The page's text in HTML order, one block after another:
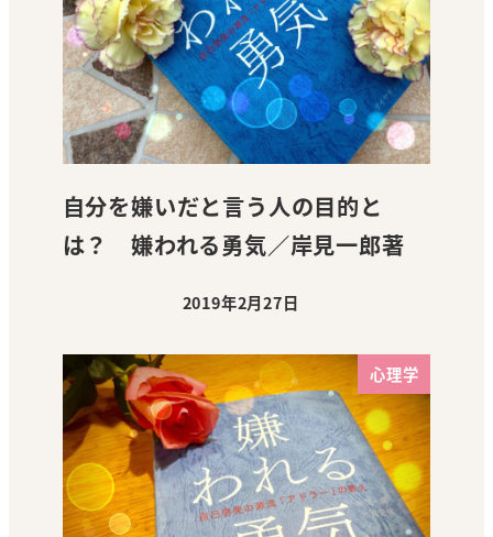
自分を嫌いだと言う人の目的と
は？ 嫌われる勇気／岸見一郎著
投稿日
2019年2月27日
心理学